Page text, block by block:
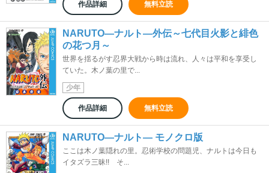
作品詳細 無料立読
NARUTO―ナルト―外伝～七代目火影と緋色
の花つ月～
世界を揺るがす忍界大戦から時は流れ、人々は平和を享受し
ていた。木ノ葉の里で...
少年
作品詳細 無料立読
NARUTO―ナルト― モノクロ版
ここは木ノ葉隠れの里。忍術学校の問題児、ナルトは今日も
イタズラ三昧!! そ...